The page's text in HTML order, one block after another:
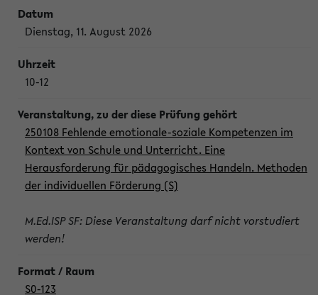
Dienstag, 11. August 2026
10-12
250108 Fehlende emotionale-soziale Kompetenzen im
Kontext von Schule und Unterricht. Eine
Herausforderung für pädagogisches Handeln. Methoden
der individuellen Förderung (S)
M.Ed.ISP SF: Diese Veranstaltung darf nicht vorstudiert
werden!
S0-123